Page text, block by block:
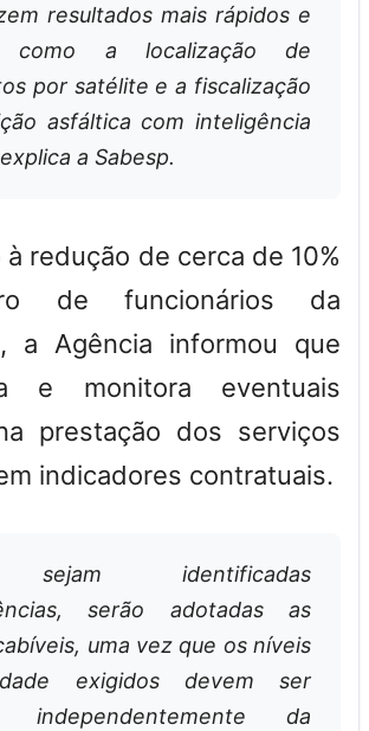
resultados mais rápidos e
como a localização de
por satélite e a fiscalização
asfáltica com inteligência
a Sabesp.
à redução de cerca de 10%
de funcionários da
a Agência informou que
e monitora eventuais
prestação dos serviços
indicadores contratuais.
sejam identificadas
serão adotadas as
uma vez que os níveis
exigidos devem ser
independentemente da